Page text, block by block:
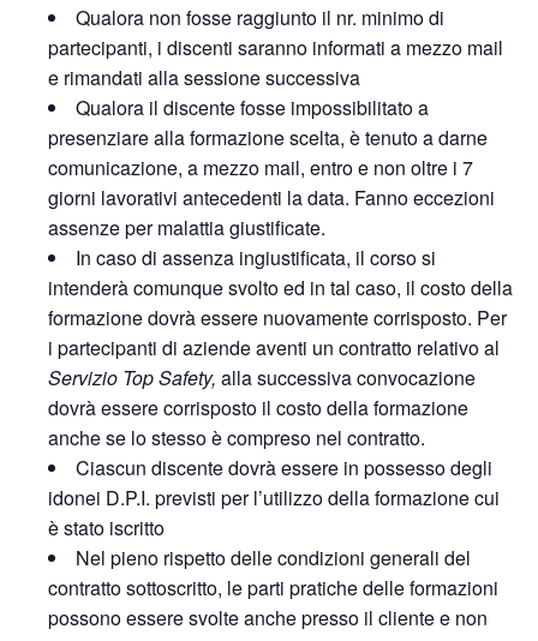
Qualora non fosse raggiunto il nr. minimo di
partecipanti, i discenti saranno informati a mezzo mail
e rimandati alla sessione successiva
Qualora il discente fosse impossibilitato a
presenziare alla formazione scelta, è tenuto a darne
comunicazione, a mezzo mail, entro e non oltre i 7
giorni lavorativi antecedenti la data. Fanno eccezioni
assenze per malattia giustificate.
In caso di assenza ingiustificata, il corso si
intenderà comunque svolto ed in tal caso, il costo della
formazione dovrà essere nuovamente corrisposto. Per
i partecipanti di aziende aventi un contratto relativo al
Servizio Top Safety, alla successiva convocazione
dovrà essere corrisposto il costo della formazione
anche se lo stesso è compreso nel contratto.
Ciascun discente dovrà essere in possesso degli
idonei D.P.I. previsti per l’utilizzo della formazione cui
è stato iscritto
Nel pieno rispetto delle condizioni generali del
contratto sottoscritto, le parti pratiche delle formazioni
possono essere svolte anche presso il cliente e non